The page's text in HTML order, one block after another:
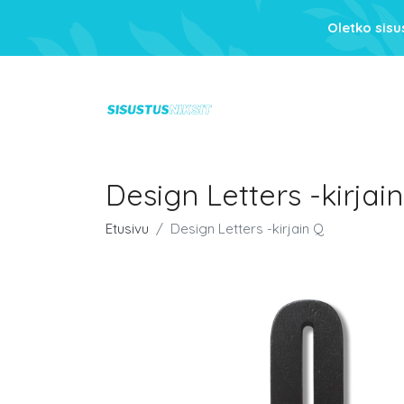
Oletko
Design Letters -
Etusivu Design Letters -kirjain Q